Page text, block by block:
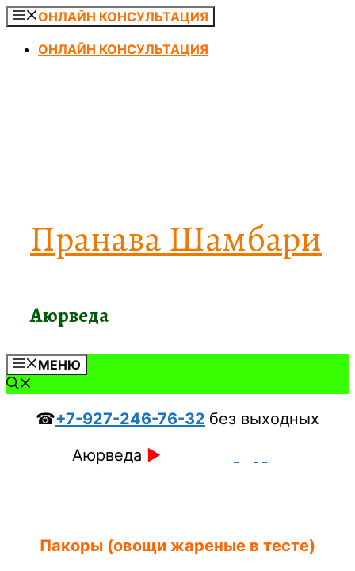
Перейти
содержимому
ОНЛАЙН КОНСУЛЬТАЦИЯ
ОНЛАЙН КОНСУЛЬТАЦИЯ
Пранава Шамбари
Аюрведа
МЕНЮ
☎+7-927-246-76-32 без выходных
Аюрведа ►
Пакоры (овощи жареные в тесте)